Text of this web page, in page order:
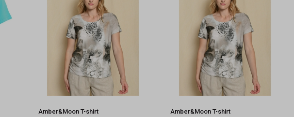
Amber&Moon T-shirt Amber&Moon T-shirt